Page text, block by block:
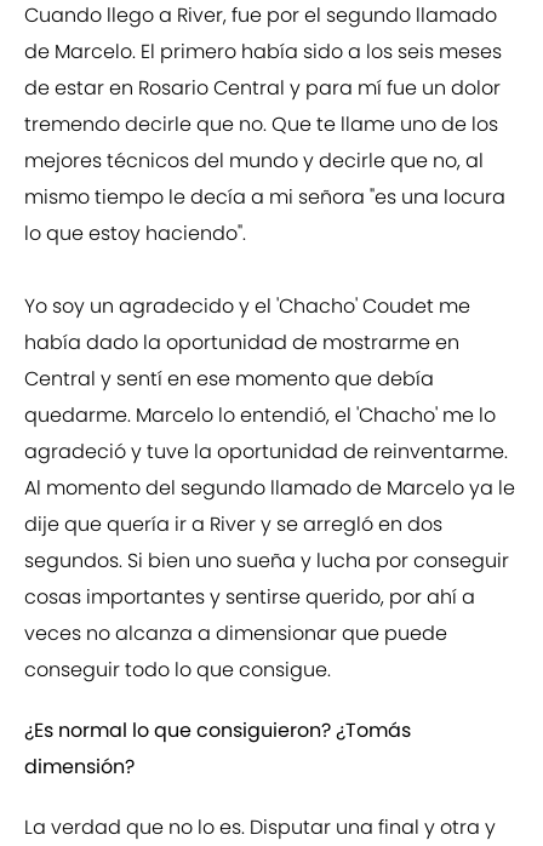
Cuando llego a River, fue por el segundo llamado
de Marcelo. El primero había sido a los seis meses
de estar en Rosario Central y para mí fue un dolor
tremendo decirle que no. Que te llame uno de los
mejores técnicos del mundo y decirle que no, al
mismo tiempo le decía a mi señora "es una locura
lo que estoy haciendo".
Yo soy un agradecido y el 'Chacho' Coudet me
había dado la oportunidad de mostrarme en
Central y sentí en ese momento que debía
quedarme. Marcelo lo entendió, el 'Chacho' me lo
agradeció y tuve la oportunidad de reinventarme.
Al momento del segundo llamado de Marcelo ya le
dije que quería ir a River y se arregló en dos
segundos. Si bien uno sueña y lucha por conseguir
cosas importantes y sentirse querido, por ahí a
veces no alcanza a dimensionar que puede
conseguir todo lo que consigue.
¿Es normal lo que consiguieron? ¿Tomás
dimensión?
La verdad que no lo es. Disputar una final y otra y